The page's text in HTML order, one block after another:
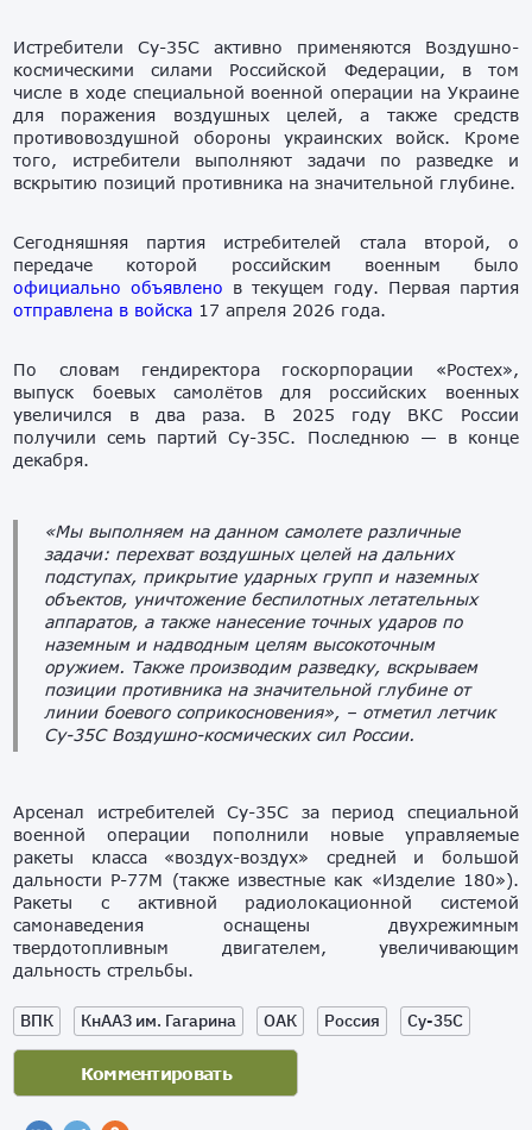
Истребители Су-35С активно применяются Воздушно-
космическими силами Российской Федерации, в том
числе в ходе специальной военной операции на Украине
для поражения воздушных целей, а также средств
противовоздушной обороны украинских войск. Кроме
того, истребители выполняют задачи по разведке и
вскрытию позиций противника на значительной глубине.
Сегодняшняя партия истребителей стала второй, о
передаче которой российским военным было
официально объявлено в текущем году. Первая партия
отправлена в войска 17 апреля 2026 года.
По словам гендиректора госкорпорации «Ростех»,
выпуск боевых самолётов для российских военных
увеличился в два раза. В 2025 году ВКС России
получили семь партий Су-35С. Последнюю — в конце
декабря.
«Мы выполняем на данном самолете различные
задачи: перехват воздушных целей на дальних
подступах, прикрытие ударных групп и наземных
объектов, уничтожение беспилотных летательных
аппаратов, а также нанесение точных ударов по
наземным и надводным целям высокоточным
оружием. Также производим разведку, вскрываем
позиции противника на значительной глубине от
линии боевого соприкосновения», – отметил летчик
Су-35С Воздушно-космических сил России.
Арсенал истребителей Су-35С за период специальной
военной операции пополнили новые управляемые
ракеты класса «воздух-воздух» средней и большой
дальности Р-77М (также известные как «Изделие 180»).
Ракеты с активной радиолокационной системой
самонаведения оснащены двухрежимным
твердотопливным двигателем, увеличивающим
дальность стрельбы.
ВПК КнААЗ им. Гагарина ОАК Россия Су-35С